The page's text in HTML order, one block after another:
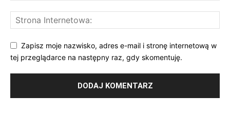
Zapisz moje nazwisko, adres e-mail i stronę internetową w
tej przeglądarce na następny raz, gdy skomentuję.